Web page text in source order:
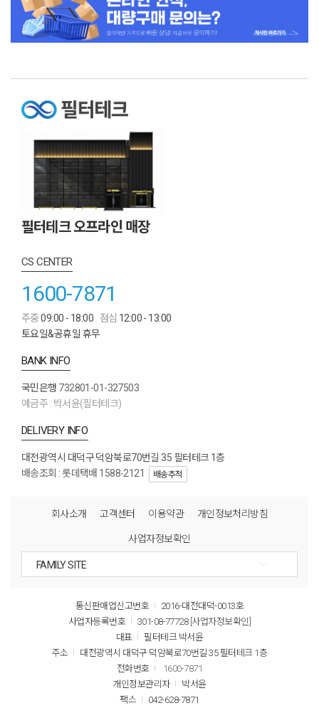
필터테크 오프라인 매장
CS CENTER
1600-7871
주중09:00 - 18:00 점심 12:00 - 13:00
토요일&공휴일 휴무
BANK INFO
국민은행 732801-01-327503
예금주 : 박서윤(필터테크)
DELIVERY INFO
대전광역시 대덕구 덕암북로70번길 35 필터테크 1층
배송조회 : 롯데택배 1588-2121
배송추적
회사소개 고객센터 이용약관 개인정보처리방침
사업자정보확인
통신판매업신고번호
2016-대전대덕-0013호
사업자등록번호
301-08-77728 [사업자정보확인]
대표
필터테크 박서윤
주소
대전광역시 대덕구 덕암북로70번길 35 필터테크 1층
전화번호
1600-7871
개인정보관리자
박서윤
팩스
042-628-7871